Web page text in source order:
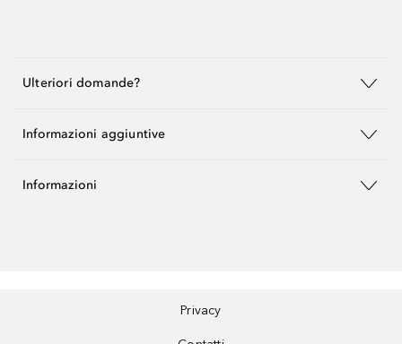
Ulteriori domande?
Informazioni aggiuntive
Informazioni
Privacy